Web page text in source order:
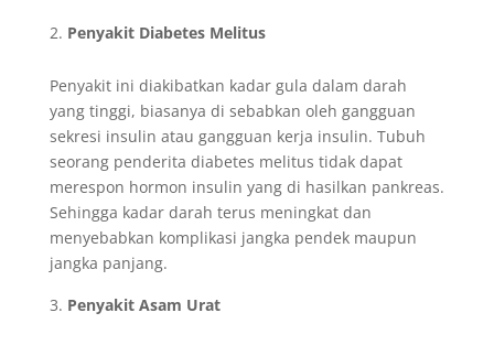
Penyakit Diabetes Melitus
Penyakit ini diakibatkan kadar gula dalam darah
yang tinggi, biasanya di sebabkan oleh gangguan
sekresi insulin atau gangguan kerja insulin. Tubuh
seorang penderita diabetes melitus tidak dapat
merespon hormon insulin yang di hasilkan pankreas.
Sehingga kadar darah terus meningkat dan
menyebabkan komplikasi jangka pendek maupun
jangka panjang.
Penyakit Asam Urat